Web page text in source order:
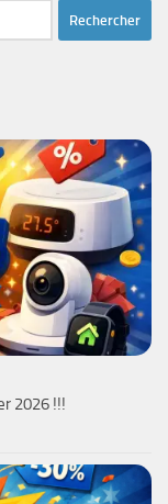
2026 !!!